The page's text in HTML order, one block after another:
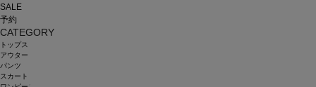
SALE
予約
CATEGORY
トップス
アウター
パンツ
スカート